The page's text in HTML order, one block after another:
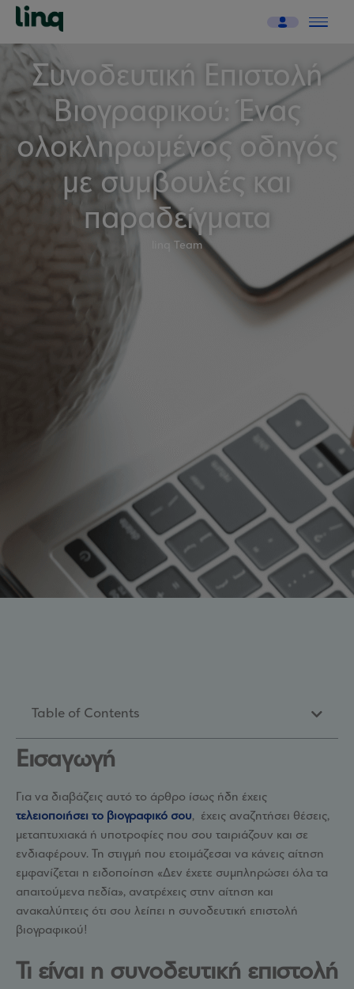
Συνοδευτική Επιστολή
Βιογραφικού: Ένας
ολοκληρωμένος οδηγός
με συμβουλές και
παραδείγματα
linq Team
Table of Contents
Εισαγωγή
Για να διαβάζεις αυτό το άρθρο ίσως ήδη έχεις
τελειοποιήσει το βιογραφικό σου, έχεις αναζητήσει θέσεις,
μεταπτυχιακά ή υποτροφίες που σου ταιριάζουν και σε
ενδιαφέρουν. Τη στιγμή που ετοιμάζεσαι να κάνεις αίτηση
εμφανίζεται η ειδοποίηση «Δεν έχετε συμπληρώσει όλα τα
απαιτούμενα πεδία», ανατρέχεις στην αίτηση και
ανακαλύπτεις ότι σου λείπει η συνοδευτική επιστολή
βιογραφικού!
Τι είναι η συνοδευτική επιστολή